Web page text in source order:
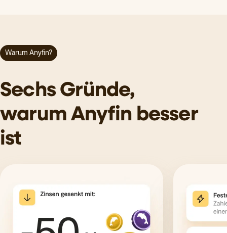
Warum Anyfin?
Sechs Gründe,
warum Anyfin besser
ist